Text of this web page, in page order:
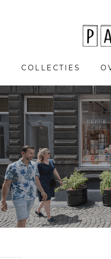
COLLECTIES